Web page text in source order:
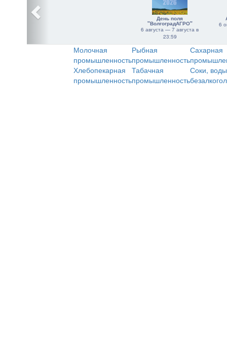
День поля
"ВолгоградАГРО"
6 августа — 7 августа в
23:59
6
Молочная
промышленность
Рыбная
промышленность
Сахарная
Хлебопекарная
промышленность
Табачная
промышленность
Соки,